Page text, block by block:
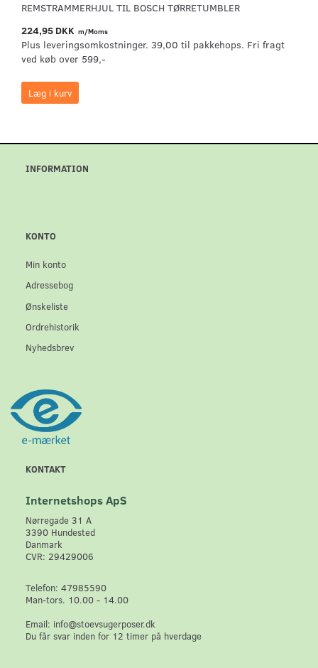
REMSTRAMMERHJUL TIL BOSCH TØRRETUMBLER
224,95 DKK m/Moms
Plus leveringsomkostninger. 39,00 til pakkehops. Fri fragt
ved køb over 599,-
Læg i kurv
INFORMATION
KONTO
Min konto
Adressebog
Ønskeliste
Ordrehistorik
Nyhedsbrev
KONTAKT
Internetshops ApS
Nørregade 31 A
3390 Hundested
Danmark
CVR: 29429006
Telefon: 47985590
Man-tors. 10.00 - 14.00
Email: info@stoevsugerposer.dk
Du får svar inden for 12 timer på hverdage